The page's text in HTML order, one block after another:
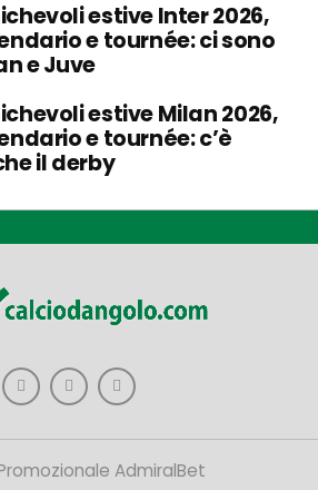
estive Inter 2026,
e tournée: ci sono
e Juve
estive Milan 2026,
e tournée: c’è
il derby
AdmiralBet